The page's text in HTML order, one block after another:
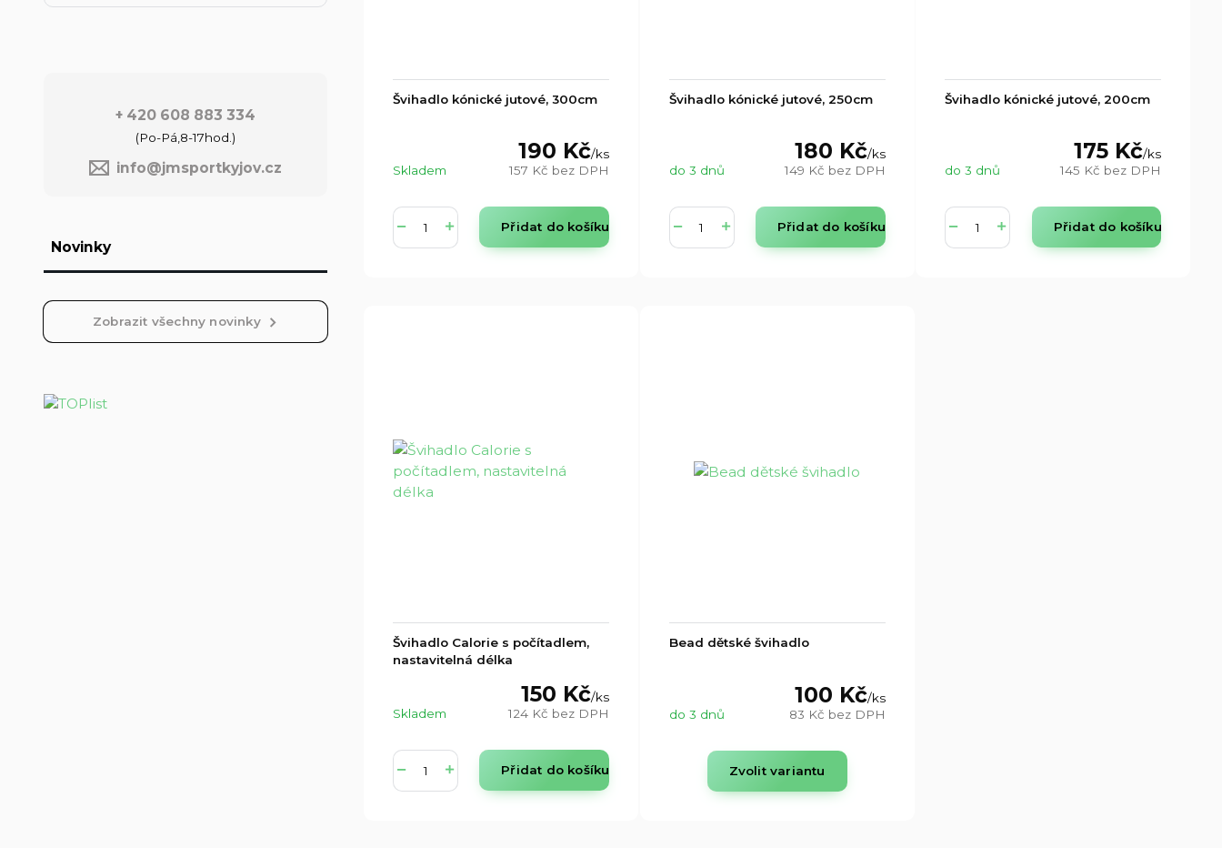
Švihadlo kónické jutové, 300cm
190 Kč/ks
157 Kč bez DPH
Skladem
Přidat do košíku
Švihadlo kónické jutové, 250cm
180 Kč/ks
149 Kč bez DPH
do 3 dnů
Přidat do košíku
Švihadlo kónické jutové, 200cm
175 Kč/ks
145 Kč bez DPH
do 3 dnů
Přidat do košíku
Švihadlo Calorie s počítadlem,
nastavitelná délka
150 Kč/ks
124 Kč bez DPH
Skladem
Přidat do košíku
Bead dětské švihadlo
100 Kč/ks
83 Kč bez DPH
do 3 dnů
Zvolit variantu
+ 420 608 883 334
(Po-Pá,8-17hod.)
info@jmsportkyjov.cz
Novinky
Zobrazit všechny novinky